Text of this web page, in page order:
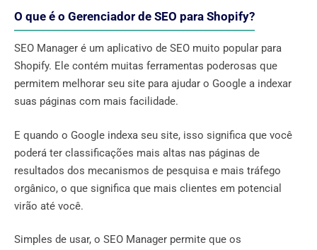
O que é o Gerenciador de SEO para Shopify?
SEO Manager é um aplicativo de SEO muito popular para
Shopify. Ele contém muitas ferramentas poderosas que
permitem melhorar seu site para ajudar o Google a indexar
suas páginas com mais facilidade.
E quando o Google indexa seu site, isso significa que você
poderá ter classificações mais altas nas páginas de
resultados dos mecanismos de pesquisa e mais tráfego
orgânico, o que significa que mais clientes em potencial
virão até você.
Simples de usar, o SEO Manager permite que os